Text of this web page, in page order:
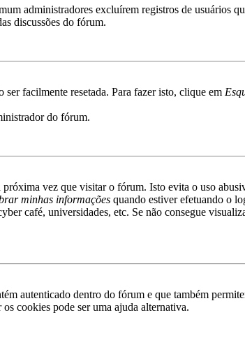
administradores excluírem registros de usuários
discussões do fórum.
facilmente resetada. Para fazer isto, clique em
do fórum.
vez que visitar o fórum. Isto evita o uso
minhas informações quando estiver efetuando o
café, universidades, etc. Se não consegue
autenticado dentro do fórum e que também
cookies pode ser uma ajuda alternativa.